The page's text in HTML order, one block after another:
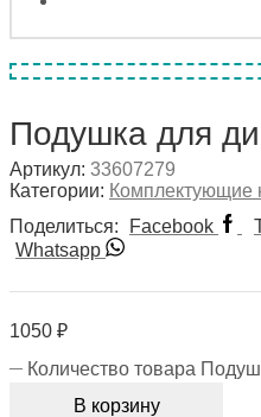
Подушка для
Артикул: 33607279
Категории: Комплектующие
Поделиться:
Facebook
Whatsapp
1050 ₽
Количество товара
В корзину